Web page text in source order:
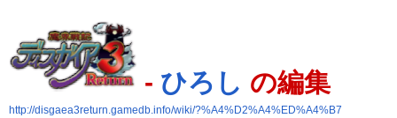
- ひろし の編集
http://disgaea3return.gamedb.info/wiki/?%A4%D2%A4%ED%A4%B7